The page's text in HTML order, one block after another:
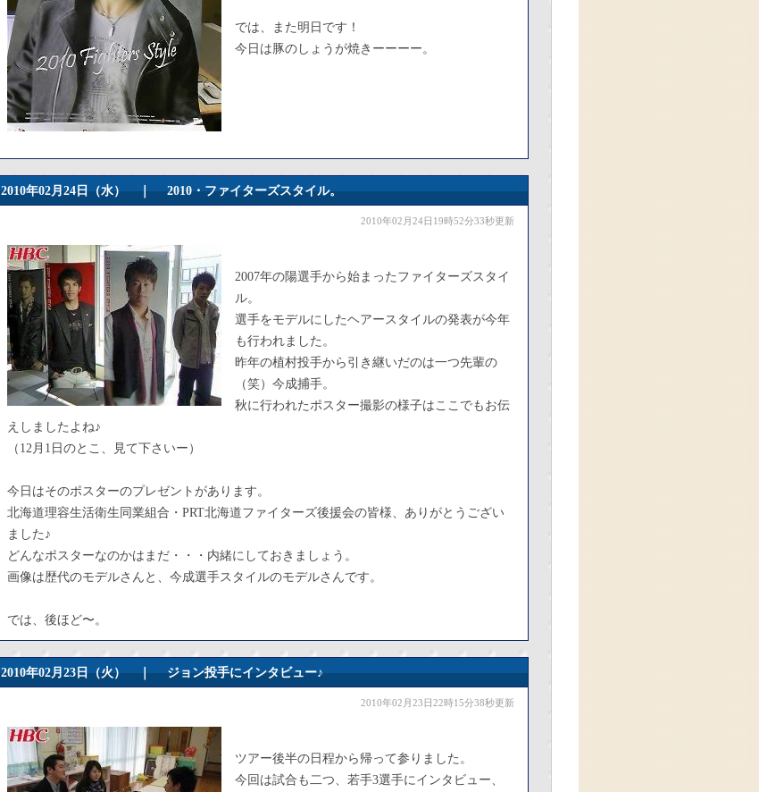
では、また明日です！
今日は豚のしょうが焼きーーーー。
2010年02月24日（水） ｜2010・ファイターズスタイル。
2010年02月24日19時52分33秒更新
2007年の陽選手から始まったファイターズスタイ
ル。
選手をモデルにしたヘアースタイルの発表が今年
も行われました。
昨年の植村投手から引き継いだのは一つ先輩の
（笑）今成捕手。
秋に行われたポスター撮影の様子はここでもお伝
えしましたよね♪
（12月1日のとこ、見て下さいー）
今日はそのポスターのプレゼントがあります。
北海道理容生活衛生同業組合・PRT北海道ファイターズ後援会の皆様、ありがとうござい
ました♪
どんなポスターなのかはまだ・・・内緒にしておきましょう。
画像は歴代のモデルさんと、今成選手スタイルのモデルさんです。
では、後ほど〜。
2010年02月23日（火） ｜ジョン投手にインタビュー♪
2010年02月23日22時15分38秒更新
ツアー後半の日程から帰って参りました。
今回は試合も二つ、若手3選手にインタビュー、